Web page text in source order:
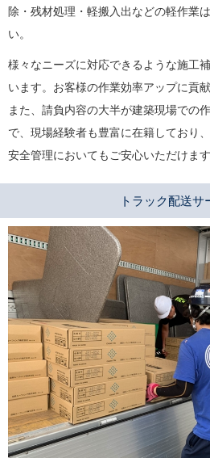
除・残材処理・軽搬入出などの軽作業
い。
様々なニーズに対応できるような施工
います。お客様の作業効率アップに貢献
また、請負内容の大半が建築現場での
で、現場経験者も豊富に在籍しており
安全管理においてもご安心いただけます
トラック配送サ